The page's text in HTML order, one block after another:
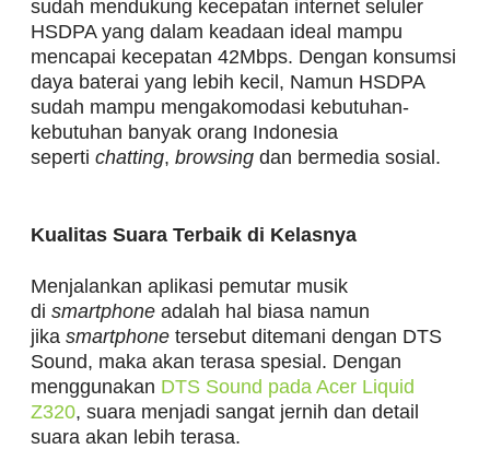
sudah mendukung kecepatan internet seluler
HSDPA yang dalam keadaan ideal mampu
mencapai kecepatan 42Mbps. Dengan konsumsi
daya baterai yang lebih kecil, Namun HSDPA
sudah mampu mengakomodasi kebutuhan-
kebutuhan banyak orang Indonesia
seperti chatting, browsingdan bermedia sosial.
Kualitas Suara Terbaik di Kelasnya
Menjalankan aplikasi pemutar musik
di smartphoneadalah hal biasa namun
jika smartphonetersebut ditemani dengan DTS
Sound, maka akan terasa spesial. Dengan
menggunakan DTS Sound pada Acer Liquid
Z320, suara menjadi sangat jernih dan detail
suara akan lebih terasa.